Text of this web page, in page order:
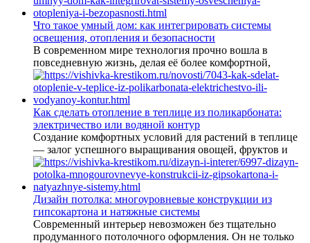
Что такое умный дом: как интегрировать системы
освещения, отопления и безопасности
В современном мире технология прочно вошла в
повседневную жизнь, делая её более комфортной,
Как сделать отопление в теплице из поликарбоната:
электричество или водяной контур
Создание комфортных условий для растений в теплице
— залог успешного выращивания овощей, фруктов и
Дизайн потолка: многоуровневые конструкции из
гипсокартона и натяжные системы
Современный интерьер невозможен без тщательно
продуманного потолочного оформления. Он не только